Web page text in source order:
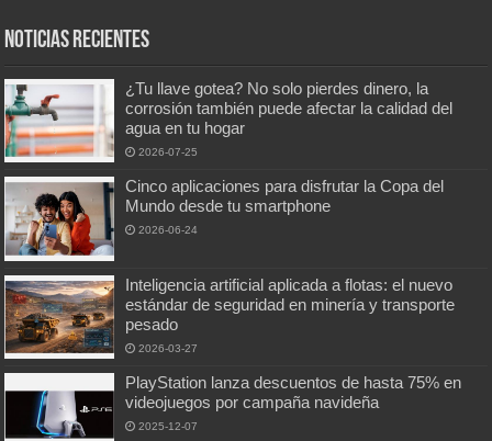
Noticias recientes
¿Tu llave gotea? No solo pierdes dinero, la
corrosión también puede afectar la calidad del
agua en tu hogar
2026-07-25
Cinco aplicaciones para disfrutar la Copa del
Mundo desde tu smartphone
2026-06-24
Inteligencia artificial aplicada a flotas: el nuevo
estándar de seguridad en minería y transporte
pesado
2026-03-27
PlayStation lanza descuentos de hasta 75% en
videojuegos por campaña navideña
2025-12-07